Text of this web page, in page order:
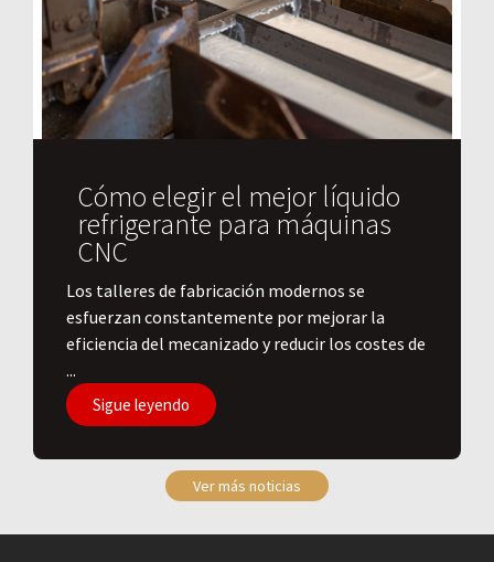
Cómo elegir el mejor líquido
refrigerante para máquinas
CNC
Los talleres de fabricación modernos se
esfuerzan constantemente por mejorar la
eficiencia del mecanizado y reducir los costes de
...
Sigue leyendo
Ver más noticias